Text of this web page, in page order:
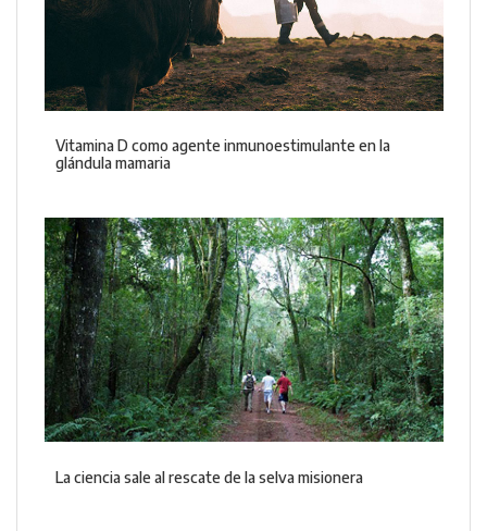
Vitamina D como agente inmunoestimulante en la
glándula mamaria
La ciencia sale al rescate de la selva misionera